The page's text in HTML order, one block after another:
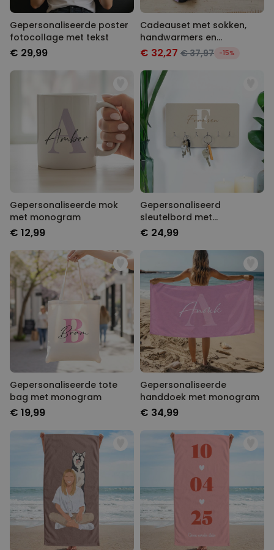
Gepersonaliseerde poster
fotocollage met tekst
€ 29,99
Cadeauset met sokken,
handwarmers en
badconfetti
€ 32,27 € 37,97 -15%
Gepersonaliseerde mok
met monogram
€ 12,99
Gepersonaliseerd
sleutelbord met
monogram
€ 24,99
Gepersonaliseerde tote
bag met monogram
€ 19,99
Gepersonaliseerde
handdoek met monogram
€ 34,99